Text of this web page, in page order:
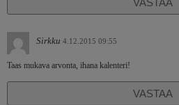
Sirkku 4.12.2015 09:55
Taas mukava arvonta, ihana kalenteri!
VASTAA